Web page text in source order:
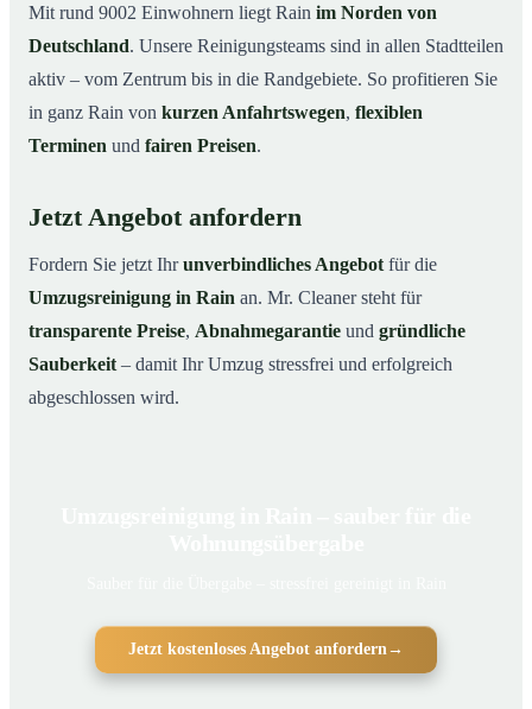
Mit rund 9002 Einwohnern liegt Rain im Norden von
Deutschland. Unsere Reinigungsteams sind in allen Stadtteilen
aktiv – vom Zentrum bis in die Randgebiete. So profitieren Sie
in ganz Rain von kurzen Anfahrtswegen, flexiblen
Terminen und fairen Preisen.
Jetzt Angebot anfordern
Fordern Sie jetzt Ihrunverbindliches Angebot für die
Umzugsreinigung in Rain an. Mr. Cleaner steht für
transparente Preise, Abnahmegarantie und gründliche
Sauberkeit – damit Ihr Umzug stressfrei und erfolgreich
abgeschlossen wird.
Jetzt kostenloses Angebot anfordern →